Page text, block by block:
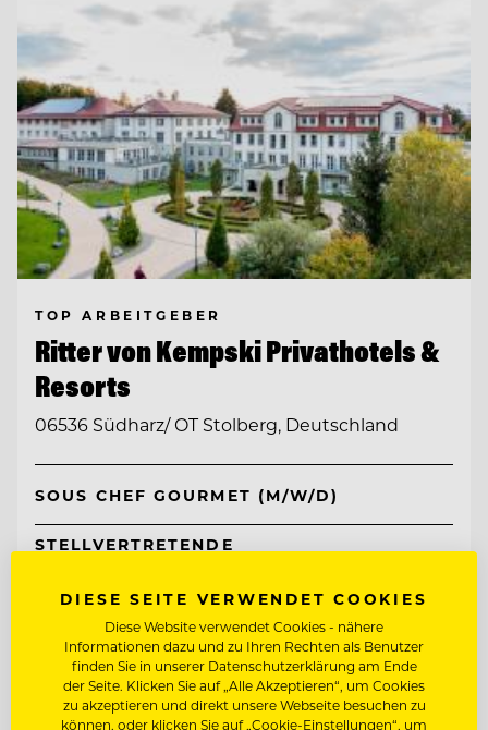
TOP ARBEITGEBER
Ritter von Kempski Privathotels &
Resorts
06536 Südharz/ OT Stolberg, Deutschland
SOUS CHEF GOURMET (M/W/D)
STELLVERTRETENDE
Entdecke alle Jobs
DIESE SEITE VERWENDET COOKIES
Diese Website verwendet Cookies - nähere
Informationen dazu und zu Ihren Rechten als Benutzer
finden Sie in unserer Datenschutzerklärung am Ende
der Seite. Klicken Sie auf „Alle Akzeptieren“, um Cookies
zu akzeptieren und direkt unsere Webseite besuchen zu
können, oder klicken Sie auf „Cookie-Einstellungen“, um